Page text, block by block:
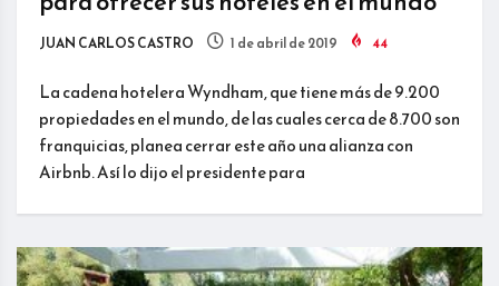
JUAN CARLOS CASTRO 1 de abril de 2019 44
La cadena hotelera Wyndham, que tiene más de 9.200
propiedades en el mundo, de las cuales cerca de 8.700 son
franquicias, planea cerrar este año una alianza con
Airbnb. Así lo dijo el presidente para